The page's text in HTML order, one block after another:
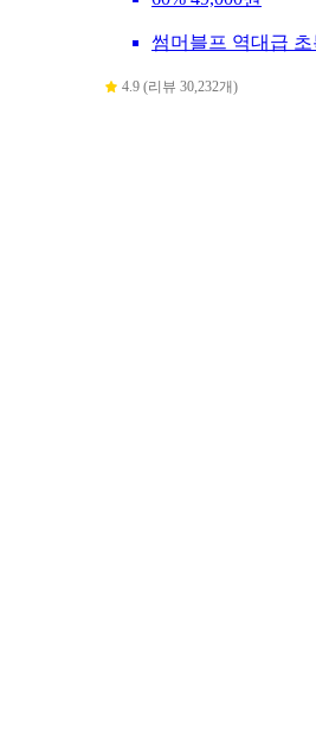
썸머블프 역대급
4.9 (리뷰 30,232개)